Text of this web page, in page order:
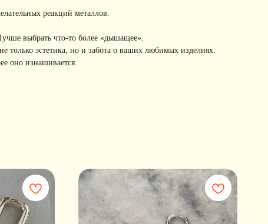
реакций металлов.
выбрать что-то более «дышащее».
только эстетика, но и забота о ваших любимых изделиях.
оно изнашивается.